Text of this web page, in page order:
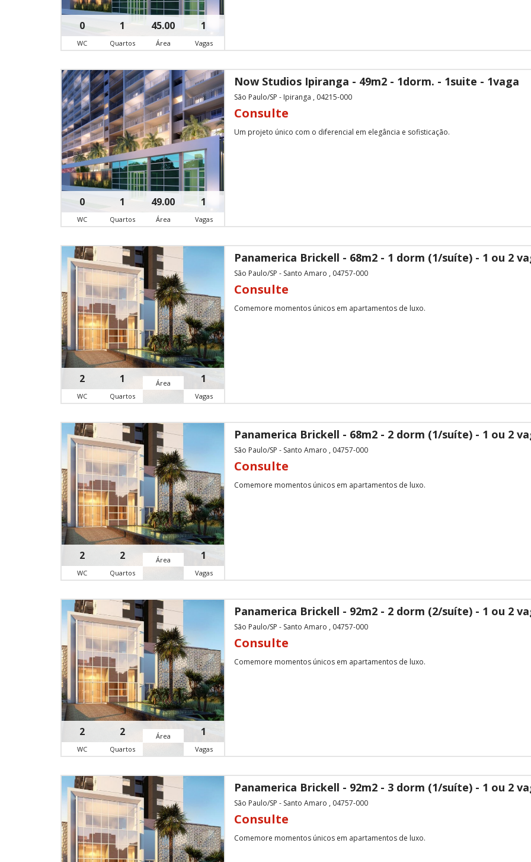
0
WC
1
Quartos
45.00
Área
1
Vagas
0
WC
1
Quartos
49.00
Área
1
Vagas
Now Studios Ipiranga - 49m2 - 1dorm. - 1suite - 1vaga
São Paulo/SP - Ipiranga , 04215-000
Consulte
Um projeto único com o diferencial em elegância e sofisticação.
2
WC
1
Quartos
Área 1
Vagas
Panamerica Brickell - 68m2 - 1 dorm (1/suíte) - 1 ou 2
São Paulo/SP - Santo Amaro , 04757-000
Consulte
Comemore momentos únicos em apartamentos de luxo.
2
WC
2
Quartos
Área 1
Vagas
Panamerica Brickell - 68m2 - 2 dorm (1/suíte) - 1 ou 2
São Paulo/SP - Santo Amaro , 04757-000
Consulte
Comemore momentos únicos em apartamentos de luxo.
2
WC
2
Quartos
Área 1
Vagas
Panamerica Brickell - 92m2 - 2 dorm (2/suíte) - 1 ou 2
São Paulo/SP - Santo Amaro , 04757-000
Consulte
Comemore momentos únicos em apartamentos de luxo.
Panamerica Brickell - 92m2 - 3 dorm (1/suíte) - 1 ou 2
São Paulo/SP - Santo Amaro , 04757-000
Consulte
Comemore momentos únicos em apartamentos de luxo.